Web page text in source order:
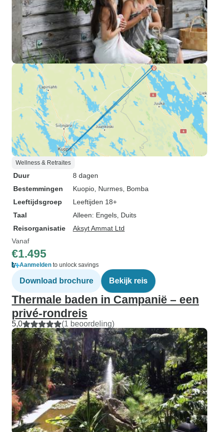
Wellness & Retraites
Duur
8 dagen
Bestemmingen
Kuopio , Nurmes , Bomba
Leeftijdsgroep
Leeftijden 18+
Taal
Alleen: Engels, Duits
Reisorganisatie
Aksyt Ammat Ltd
Vanaf
€1.495
Aanmelden to unlock savings
Download brochure Bekijk reis
Thermale baden in Campanië – een
privé-rondreis
5,0 (1 beoordeling)